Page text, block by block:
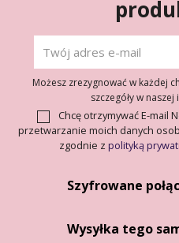
Możesz zrezygnować w każdej
szczegóły w
Chcę otrzymywać E-mail
przetwarzanie moich danych
zgodnie z polityką
Szyfrowane
Wysyłka tego